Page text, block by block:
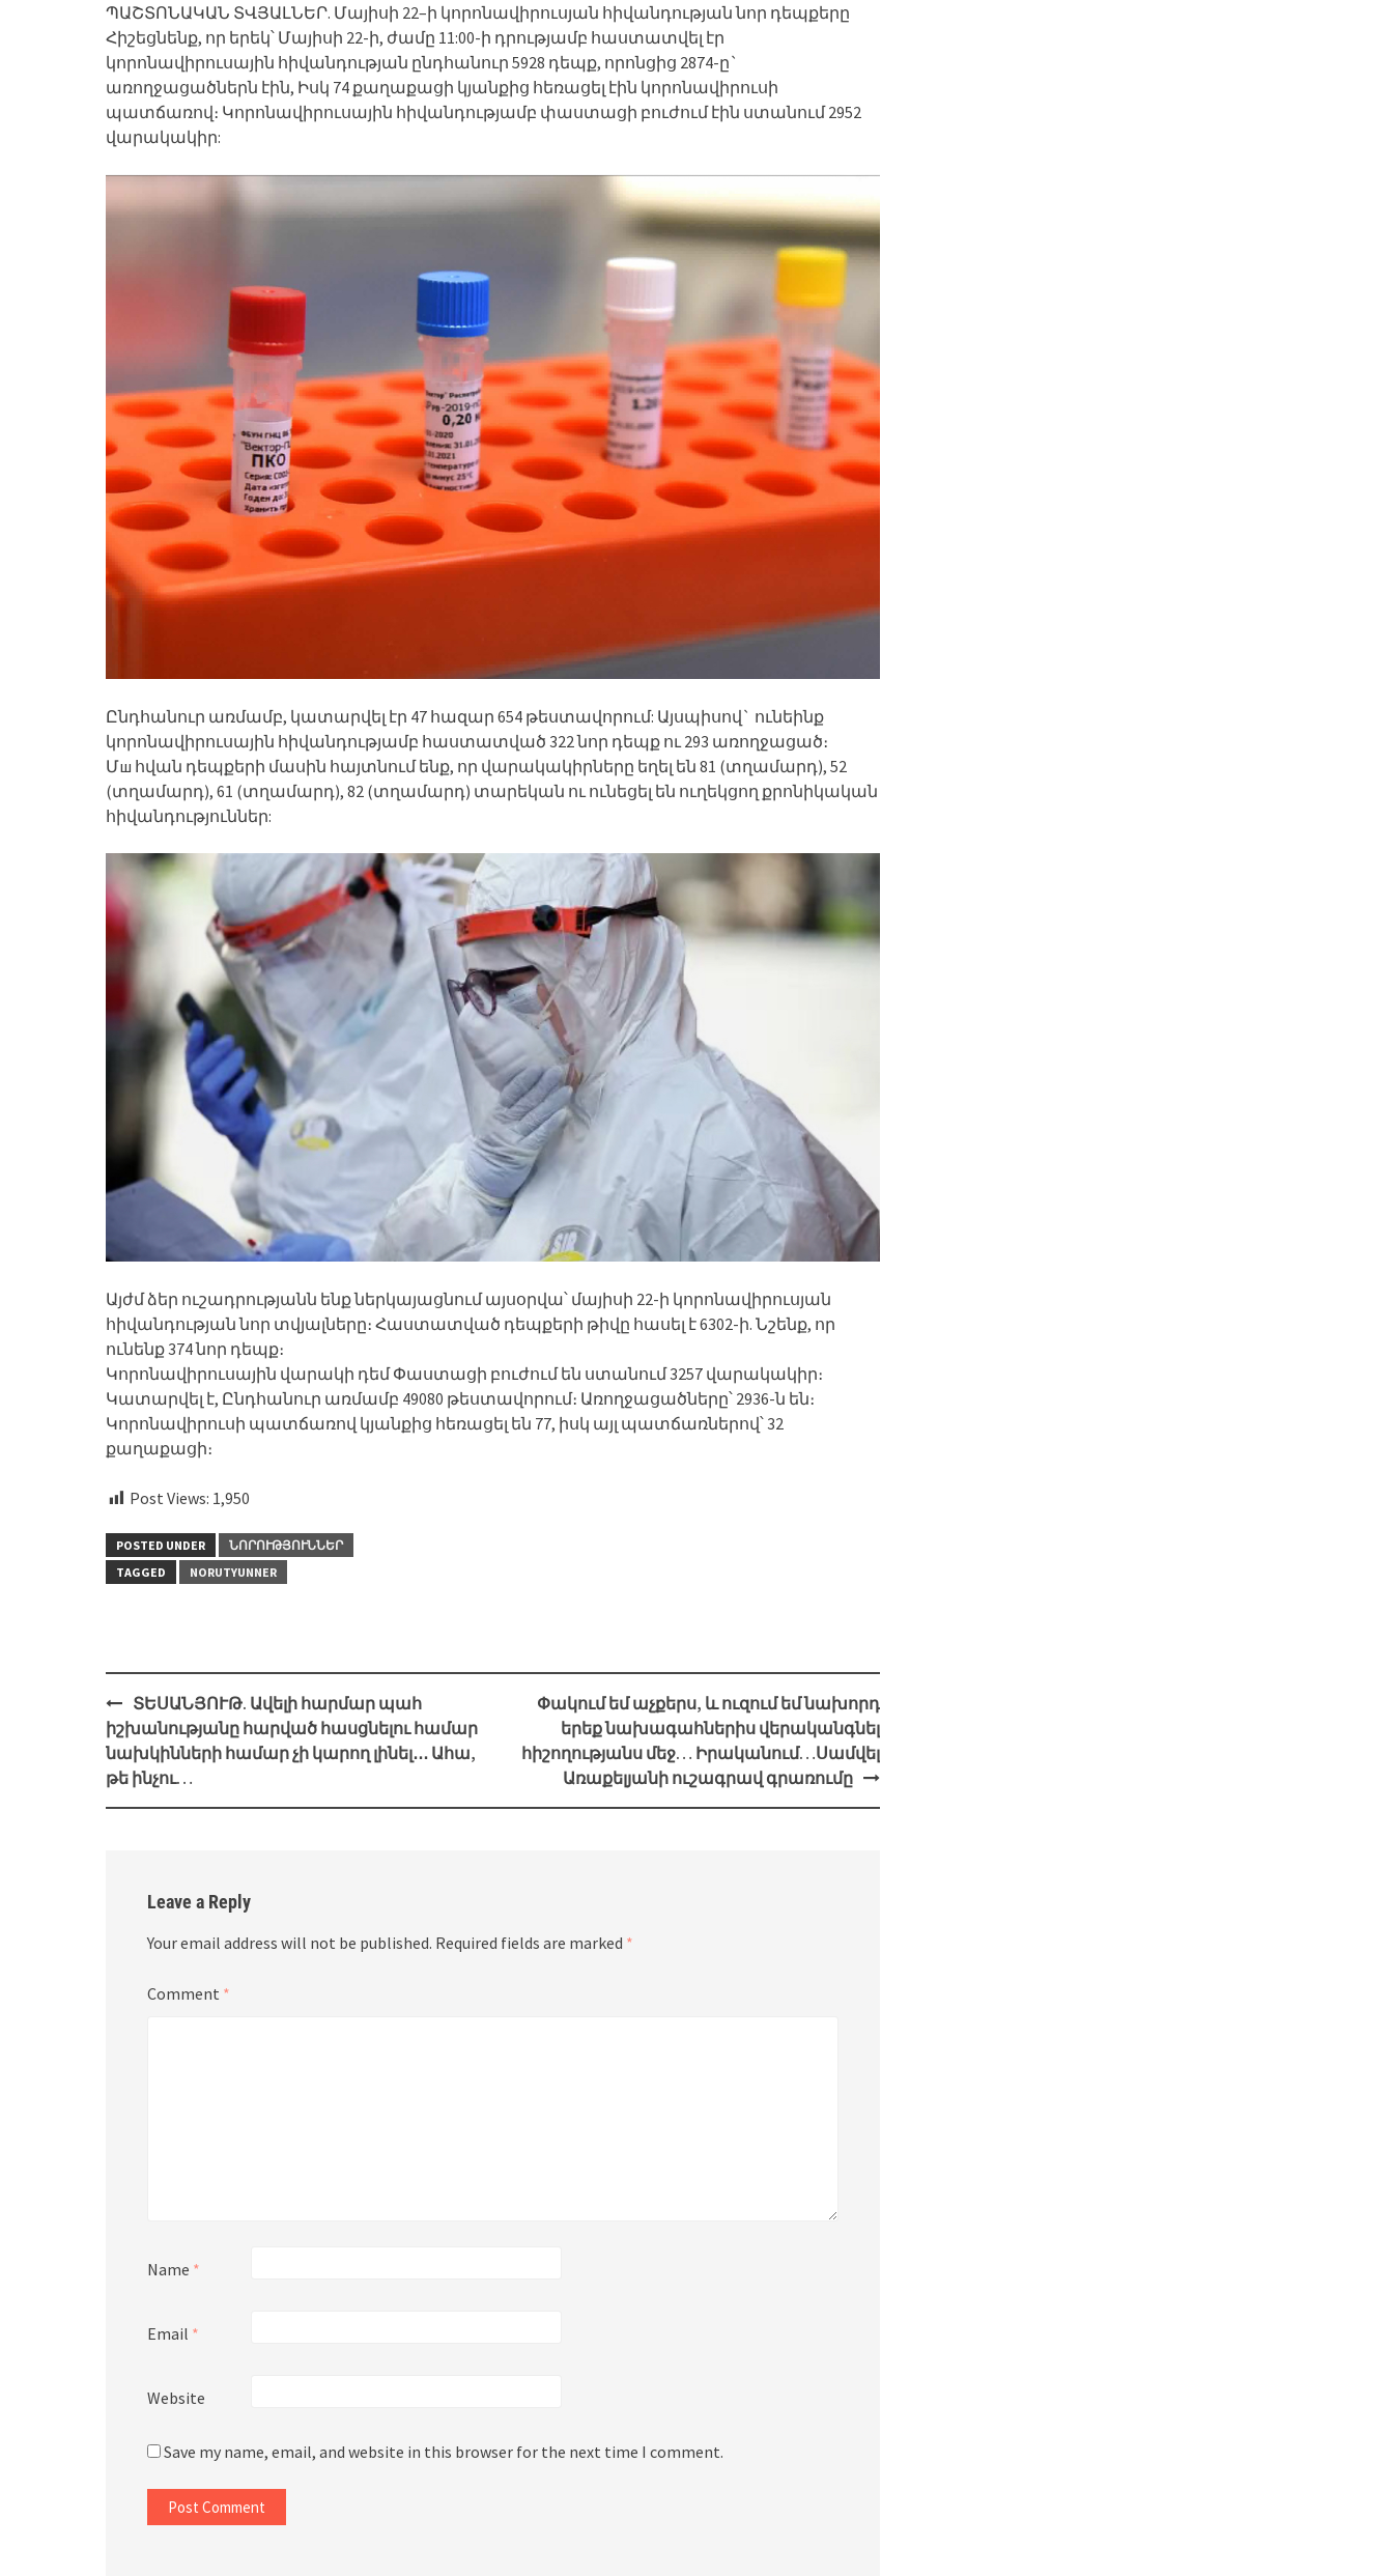
ՊԱՇՏՈՆԱԿԱՆ ՏՎՅԱԼՆԵՐ. Մայիսի 22–ի կորոնավիրուսյան հիվանդության նոր դեպքերը
Հիշեցնենք, որ երեկ՝ Մայիսի 22-ի, ժամը 11:00-ի դրությամբ հաստատվել էր
կորոնավիրուսային հիվանդության ընդհանուր 5928 դեպք, որոնցից 2874-ը`
առողջացածներն էին, Իսկ 74 քաղաքացի կյանքից հեռացել էին կորոնավիրուսի
պատճառով։ Կորոնավիրուսային հիվանդությամբ փաստացի բուժում էին ստանում 2952
վարակակիր:
Ընդհանուր առմամբ, կատարվել էր 47 հազար 654 թեստավորում: Այսպիսով` ունեինք
կորոնավիրուսային հիվանդությամբ հաստատված 322 նոր դեպք ու 293 առողջացած։
Մш հվան դեպքերի մասին հայտնում ենք, որ վարակակիրները եղել են 81 (տղամարդ), 52
(տղամարդ), 61 (տղամարդ), 82 (տղամարդ) տարեկան ու ունեցել են ուղեկցող քրոնիկական
հիվանդություններ:
Այժմ ձեր ուշադրությանն ենք ներկայացնում այսօրվա՝ մայիսի 22-ի կորոնավիրուսյան
հիվանդության նոր տվյալները։ Հաստատված դեպքերի թիվը հասել է 6302-ի. Նշենք, որ
ունենք 374 նոր դեպք։
Կորոնավիրուսային վարակի դեմ Փաստացի բուժում են ստանում 3257 վարակակիր։
Կատարվել է, Ընդհանուր առմամբ 49080 թեստավորում։ Առողջացածները՝ 2936-ն են։
Կորոնավիրուսի պատճառով կյանքից հեռացել են 77, իսկ այլ պատճառներով՝ 32
քաղաքացի։
Post Views: 1,950
POSTED UNDER
ՆՈՐՈՒԹՅՈՒՆՆԵՐ
TAGGED
NORUTYUNNER
Post
navigation
ՏԵՍԱՆՅՈՒԹ. Ավելի հարմար պահ
իշխանությանը հարված հասցնելու համար
նախկինների համար չի կարող լինել․․․ Ահա,
թե ինչու…
Փակում եմ աչքերս, և ուզում եմ նախորդ
երեք նախագահներիս վերականգնել
հիշողությանս մեջ… Իրականում…Սամվել
Առաքելյանի ուշագրավ գրառումը
Leave a Reply
Your email address will not be published. Required fields are marked *
Comment *
Name *
Email *
Website
Save my name, email, and website in this browser for the next time I comment.